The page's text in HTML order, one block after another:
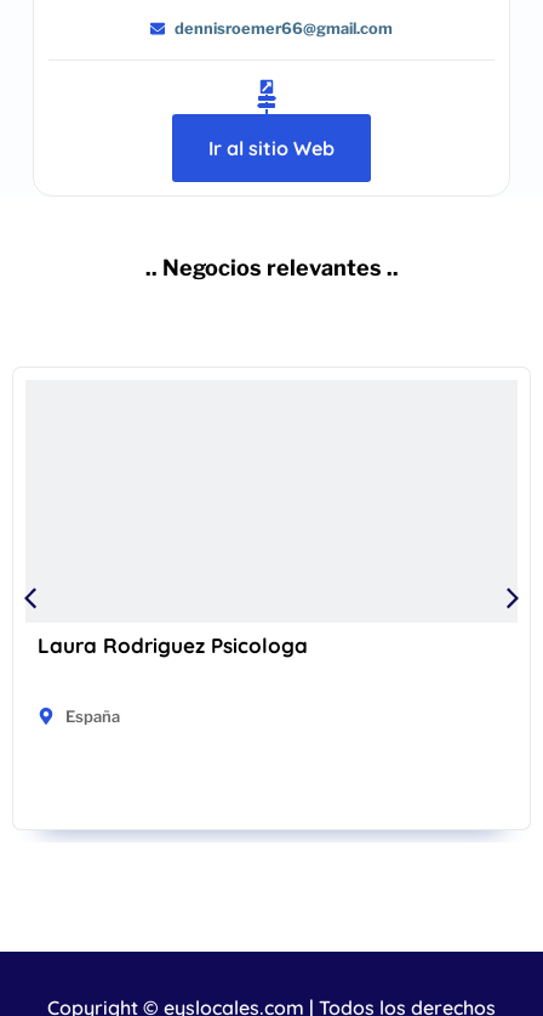
dennisroemer66@gmail.com
Ir al sitio Web
.. Negocios relevantes ..
Laura Rodriguez Psicologa
España
Copyright © eyslocales.com | Todos los derechos